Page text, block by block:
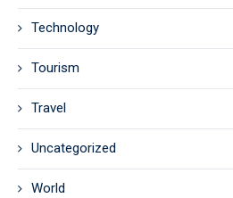
Technology
Tourism
Travel
Uncategorized
World